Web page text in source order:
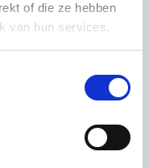
of die ze hebben
van hun services.